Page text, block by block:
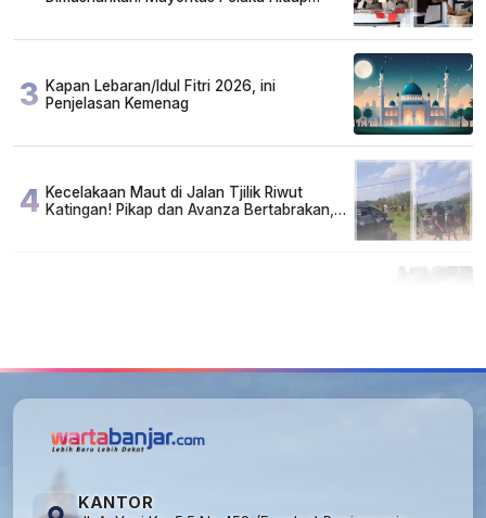
3 Kapan Lebaran/Idul Fitri 2026, ini
Penjelasan Kemenag
4 Kecelakaan Maut di Jalan Tjilik Riwut
Katingan! Pikap dan Avanza Bertabrakan,
KANTOR